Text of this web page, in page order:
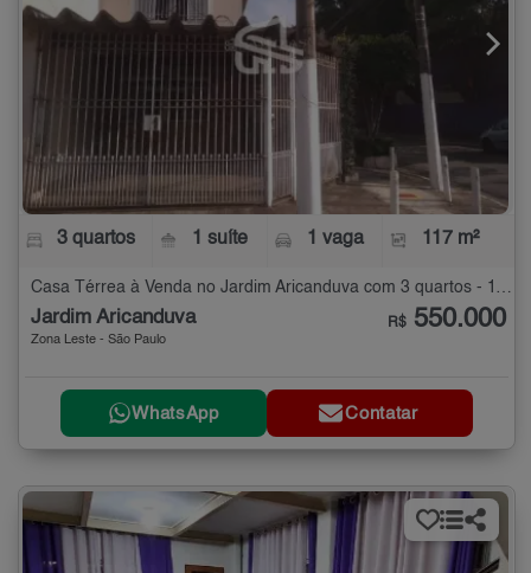
3 quartos 1 suíte 1 vaga 117 m²
Casa Térrea à Venda no Jardim Aricanduva com 3 quartos - 117 m²
Jardim Aricanduva
Zona Leste - São Paulo
R$ 550.000
WhatsApp Contatar